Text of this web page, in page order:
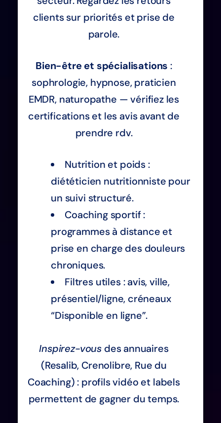
clients sur priorités et prise de
parole.
Bien-être et spécialisations :
sophrologie, hypnose, praticien
EMDR, naturopathe — vérifiez les
certifications et les avis avant de
prendre rdv.
Nutrition et poids :
diététicien nutritionniste pour
un suivi structuré.
Coaching sportif :
programmes à distance et
prise en charge des douleurs
chroniques.
Filtres utiles : avis, ville,
présentiel/ligne, créneaux
“Disponible en ligne”.
Inspirez-vous des annuaires
(Resalib, Crenolibre, Rue du
Coaching) : profils vidéo et labels
permettent de gagner du temps.